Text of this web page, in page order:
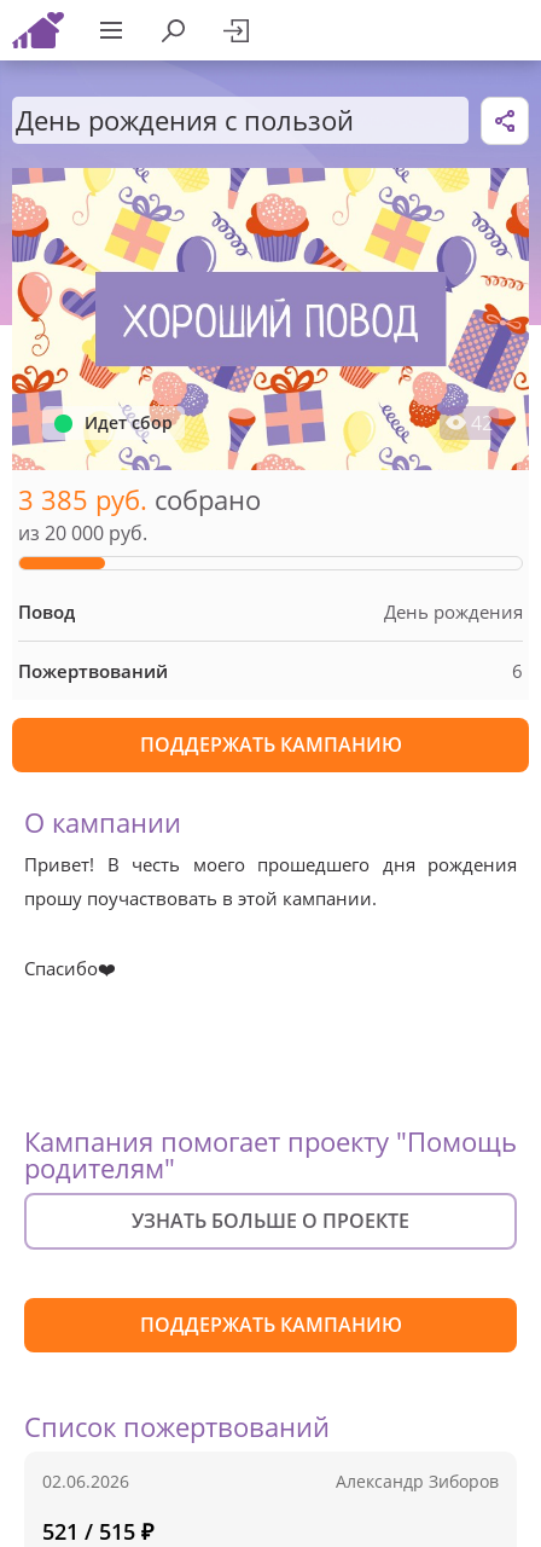
День рождения с пользой
3 385 руб. собрано
из 20 000 руб.
Повод День рождения
Пожертвований 6
Идет сбор 42
ПОДДЕРЖАТЬ КАМПАНИЮ
О кампании
Привет! В честь моего прошедшего дня рождения
прошу поучаствовать в этой кампании.
Спасибо❤️
Кампания помогает проекту "Помощь
родителям"
УЗНАТЬ БОЛЬШЕ О ПРОЕКТЕ
ПОДДЕРЖАТЬ КАМПАНИЮ
Список пожертвований
02.06.2026 Александр Зиборов
521 / 515 ₽